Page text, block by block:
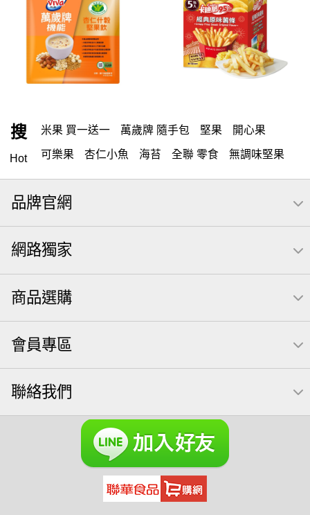
搜
Hot
米果 買一送一 萬歲牌 隨手包 堅果 開心果
可樂果 杏仁小魚 海苔 全聯 零食 無調味堅果
無調味 全聯 禮盒 堅穀力 綜合纖果 腰果 米果
全聯 素食
全聯 拜拜 洋芋片 元本山 萬歲牌 甘栗 小魚
薯條
南瓜子 起司 每日 icash 義大利麵 荷卡
卡廸那 95℃鮮脆三色丁
【萬歲牌】每日堅果系列 萬歲牌 南瓜籽 三角飯糰
萬歲牌 米果
VA 萬歲牌 總匯點心包(42gx20包) 總匯點心包
減糖日記
無調味綜合堅果 杏仁 小魚乾 全聯 海苔
無糖 堅果飲 萬歲牌小魚 滿天星
元氣什穀堅果飲 烘焙
萬歲牌 堅果小包裝活力堅果 香菜
品牌官網
網路獨家
商品選購
會員專區
聯絡我們